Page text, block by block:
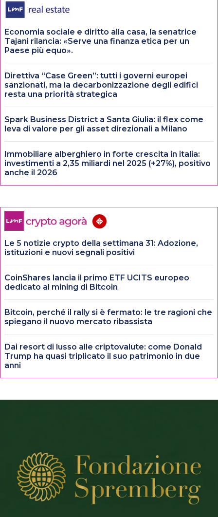
Economia sociale e diritto alla casa, la senatrice
Tajani rilancia: «Serve una finanza etica per un
Paese più equo».
Direttiva “Case Green”: tutti i governi europei
sanzionati, ma la decarbonizzazione degli edifici
resta una priorità strategica
Spark Business District a Santa Giulia: il flex come
leva di valore per gli asset direzionali a Milano
Immobiliare alberghiero in forte crescita in italia:
investimenti a 2,35 miliardi nel 2025 (+27%), positivo
anche il 2026
Le 5 notizie crypto della settimana 31: Adozione,
istituzioni e nuovi segnali positivi
CoinShares lancia il primo ETF UCITS europeo
dedicato al mining di Bitcoin
Bitcoin, perché il rally si è fermato: le tre ragioni che
spiegano il nuovo mercato ribassista
Dai resort di lusso alle criptovalute: come Donald
Trump ha quasi triplicato il suo patrimonio in due
anni